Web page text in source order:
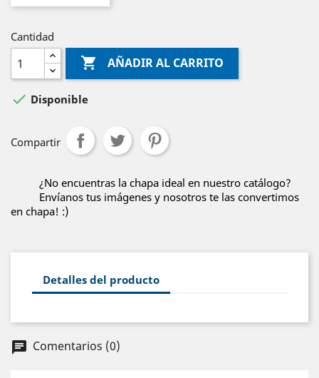
Cantidad
 AÑADIR AL CARRITO
 Disponible
Compartir
¿No encuentras la chapa ideal en nuestro catálogo?
Envíanos tus imágenes y nosotros te las convertimos
en chapa! :)
Detalles del producto
chat Comentarios (0)